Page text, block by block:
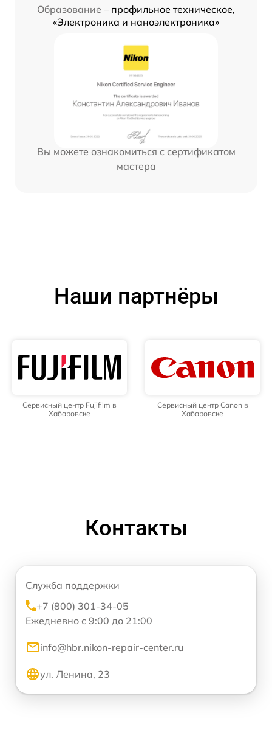
Образование – профильное техническое,
«Электроника и наноэлектроника»
Вы можете ознакомиться с сертификатом
мастера
Наши партнёры
Сервисный центр Fujifilm в
Хабаровске
Сервисный центр Canon в
Хабаровске
Контакты
Служба поддержки
+7 (800) 301-34-05
Ежедневно с 9:00 до 21:00
info@hbr.nikon-repair-center.ru
ул. Ленина, 23